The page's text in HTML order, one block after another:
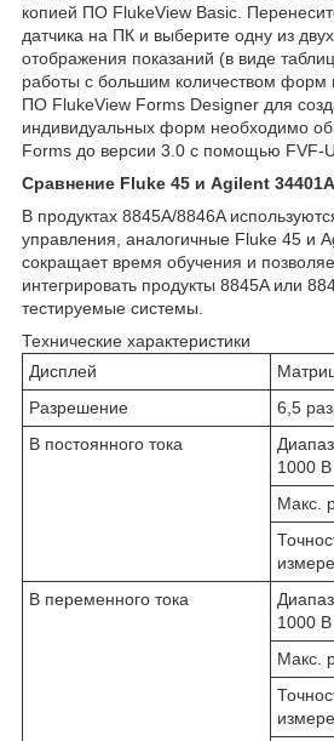
копией ПО FlukeView Basic.
датчика на ПК и выберите одну из
отображения показаний (в виде
работы с большим количеством форм
ПО FlukeView Forms Designer для
индивидуальных форм необходимо
Forms до версии 3.0 с помощью FVF-
Сравнение Fluke 45 и Agilent 34401A
В продуктах 8845A/8846A
управления, аналогичные Fluke 45 и
сокращает время обучения и
интегрировать продукты 8845A или
тестируемые системы.
Технические характеристики
Дисплей
Разрешение
6,5
В постоянного тока
1000 В
Макс.
В переменного тока
1000 В
Макс.